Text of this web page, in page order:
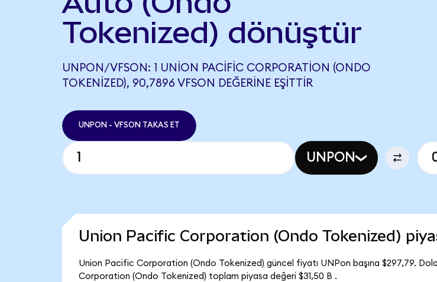
Tokenized) dönüştür
UNPON/VFSON: 1 UNION PACIFIC CORPORATION (ONDO
TOKENIZED), 90,7896 VFSON DEĞERINE EŞITTIR
UNPON - VFSON TAKAS ET
UNPON
Union Pacific Corporation (Ondo Tokenized)
Union Pacific Corporation (Ondo Tokenized) güncel fiyatı UNPon başına $297,79.
Corporation (Ondo Tokenized) toplam piyasa değeri $31,50 B .